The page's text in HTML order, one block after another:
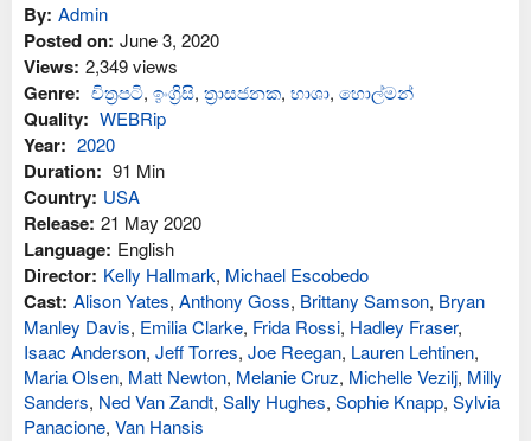
By: Admin
Posted on: June 3, 2020
Views: 2,349 views
Genre: චිත්‍රපටි, ඉංග්‍රිසි, ත්‍රාසජනක, භාශා, හොල්මන්
Quality: WEBRip
Year: 2020
Duration: 91 Min
Country: USA
Release: 21 May 2020
Language: English
Director: Kelly Hallmark, Michael Escobedo
Cast: Alison Yates, Anthony Goss, Brittany Samson, Bryan
Manley Davis, Emilia Clarke, Frida Rossi, Hadley Fraser,
Isaac Anderson, Jeff Torres, Joe Reegan, Lauren Lehtinen,
Maria Olsen, Matt Newton, Melanie Cruz, Michelle Vezilj, Milly
Sanders, Ned Van Zandt, Sally Hughes, Sophie Knapp, Sylvia
Panacione, Van Hansis